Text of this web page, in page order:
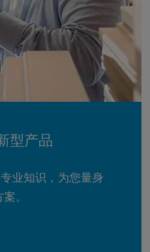
型产品
业知识，为您量身
。